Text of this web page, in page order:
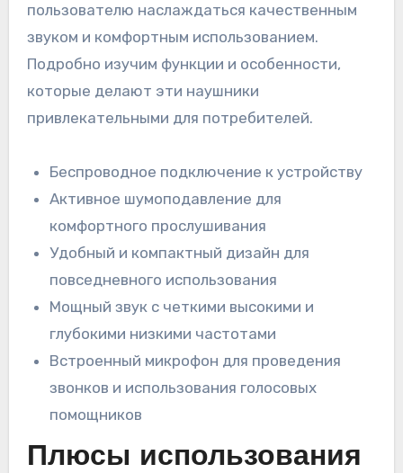
пользователю наслаждаться качественным
звуком и комфортным использованием.
Подробно изучим функции и особенности,
которые делают эти наушники
привлекательными для потребителей.
Беспроводное подключение к устройству
Активное шумоподавление для
комфортного прослушивания
Удобный и компактный дизайн для
повседневного использования
Мощный звук с четкими высокими и
глубокими низкими частотами
Встроенный микрофон для проведения
звонков и использования голосовых
помощников
Плюсы использования